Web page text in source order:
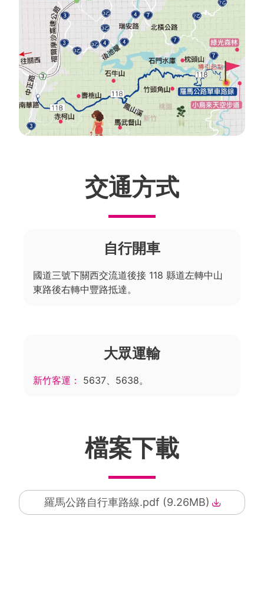
交通方式
自行開車
國道三號下關西交流道後接 118 縣道左轉中山
東路後右轉中豐路抵達。
大眾運輸
新竹客運： 5637、5638。
檔案下載
羅馬公路自行車路線.pdf (9.26MB)